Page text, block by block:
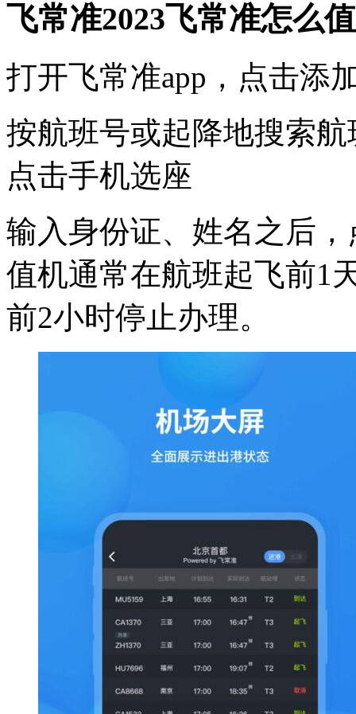
飞常准2023飞常准怎么
打开飞常准app，点击添
按航班号或起降地搜索
点击手机选座
输入身份证、姓名之后
值机通常在航班起飞前1
前2小时停止办理。